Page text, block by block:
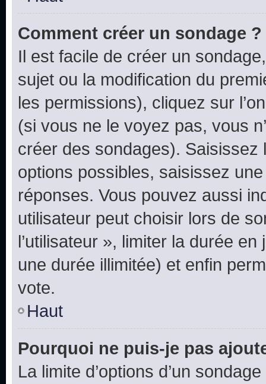
Comment créer un sondage ?
Il est facile de créer un
sujet ou la modification du
les permissions), cliquez sur
(si vous ne le voyez pas, vous
créer des sondages).
options possibles, saisissez
réponses. Vous pouvez aussi
utilisateur peut choisir lors de
l’utilisateur », limiter la durée
une durée illimitée) et enfin
vote.
Haut
Pourquoi ne puis-je pas
La limite d’options d’un